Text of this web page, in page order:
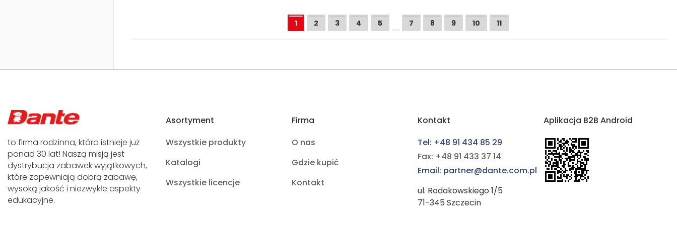
1 2 3 4 5 … 7 8 9 10 11
to firma rodzinna, która istnieje już
ponad 30 lat! Naszą misją jest
dystrybucja zabawek wyjątkowych,
które zapewniają dobrą zabawę,
wysoką jakość i niezwykłe aspekty
edukacyjne.
Asortyment
Wszystkie produkty
Katalogi
Wszystkie licencje
Firma
O nas
Gdzie kupić
Kontakt
Kontakt
Tel: +48 91 434 85 29
Fax: +48 91 433 37 14
Email: partner@dante.com.pl
ul. Rodakowskiego 1/5
71-345 Szczecin
Aplikacja B2B Android